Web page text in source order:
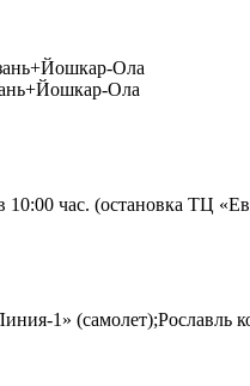
Ола
Ола
час. (остановка ТЦ
1»